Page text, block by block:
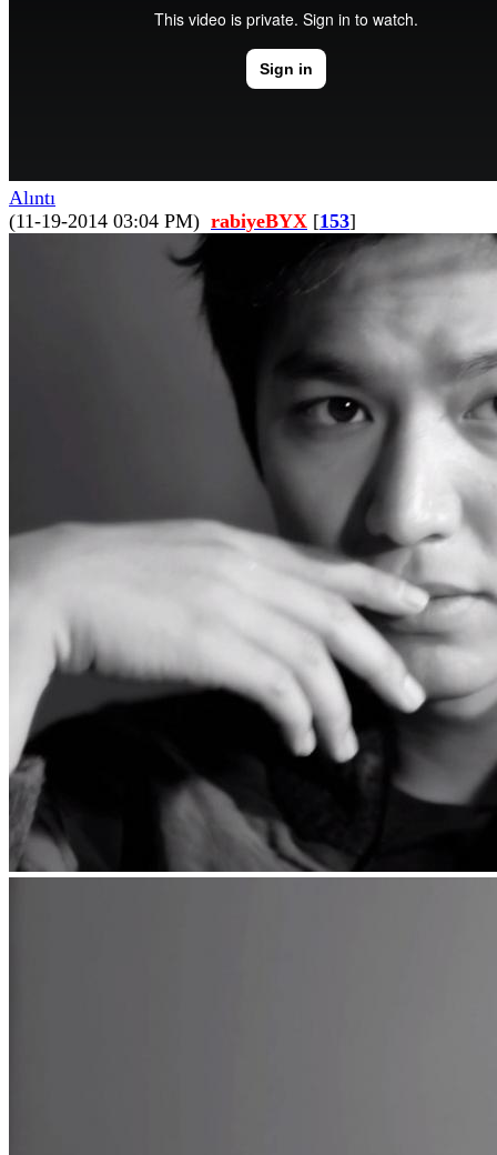
Alıntı
(11-19-2014 03:04 PM) rabiyeBYX [153]